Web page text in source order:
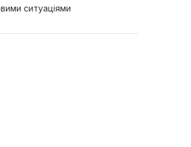
ситуаціями